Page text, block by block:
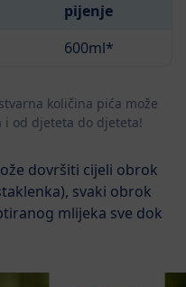
pijenje
600ml*
količina pića može
i od djeteta do djeteta!
dovršiti cijeli obrok
svaki obrok
mlijeka sve dok